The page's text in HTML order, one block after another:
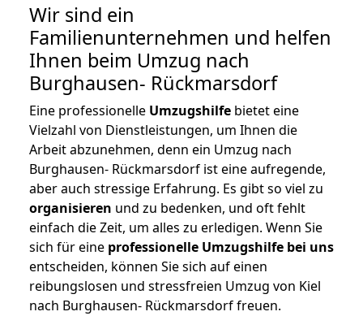
Wir sind ein
Familienunternehmen und helfen
Ihnen beim Umzug nach
Burghausen- Rückmarsdorf
Eine professionelle Umzugshilfe bietet eine
Vielzahl von Dienstleistungen, um Ihnen die
Arbeit abzunehmen, denn ein Umzug nach
Burghausen- Rückmarsdorf ist eine aufregende,
aber auch stressige Erfahrung. Es gibt so viel zu
organisieren und zu bedenken, und oft fehlt
einfach die Zeit, um alles zu erledigen. Wenn Sie
sich für eine professionelle Umzugshilfe bei uns
entscheiden, können Sie sich auf einen
reibungslosen und stressfreien Umzug von Kiel
nach Burghausen- Rückmarsdorf freuen.